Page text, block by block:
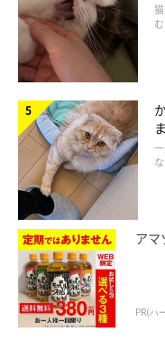
神経質
アマ
PR(ハ